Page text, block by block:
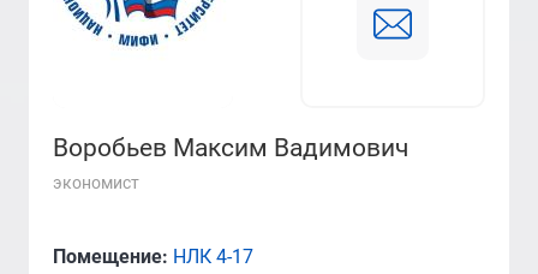
Воробьев Максим Вадимович
экономист
Помещение: НЛК 4-17